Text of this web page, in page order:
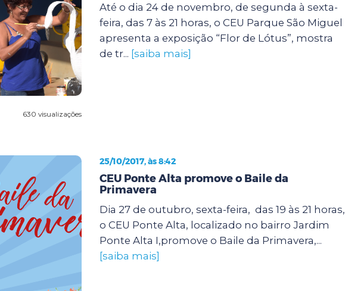
630 visualizações
Até o dia 24 de novembro, de segunda à sexta-
feira, das 7 às 21 horas, o CEU Parque São Miguel
apresenta a exposição “Flor de Lótus”, mostra
de tr... [saiba mais]
25/10/2017, às 8:42
CEU Ponte Alta promove o Baile da
Primavera
Dia 27 de outubro, sexta-feira, das 19 às 21 horas,
o CEU Ponte Alta, localizado no bairro Jardim
Ponte Alta I,promove o Baile da Primavera,...
[saiba mais]